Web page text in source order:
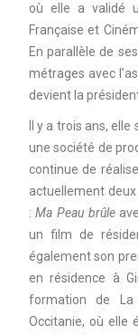
où elle a validé
Française et
En parallèle de
métrages avec
devient la
Il y a trois ans,
une société de
continue de
actuellement
:Ma Peau brûle
un film de
également son
en résidence à
formation de La
Occitanie, où elle